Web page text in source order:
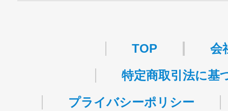
TOP
会
特定商取引法に基
プライバシーポリシー